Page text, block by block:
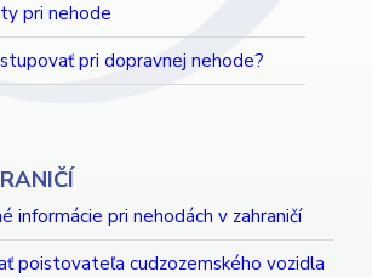
pri nehode
pri dopravnej nehode?
informácie pri nehodách v zahraničí
poistovateľa cudzozemského vozidla